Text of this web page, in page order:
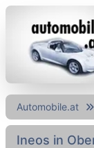
Automobile.at
Ineos in